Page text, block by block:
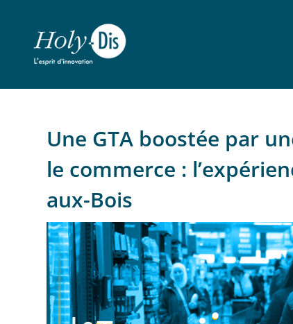
Une GTA boostée par
le commerce :
aux-Bois